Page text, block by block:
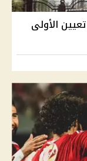
الأولى